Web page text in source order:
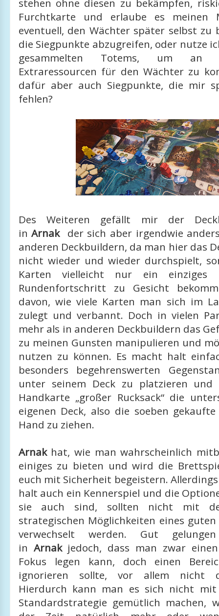
stehen ohne diesen zu bekämpfen,
Furchtkarte und erlaube es meinen
eventuell, den Wächter später selbst zu
die Siegpunkte abzugreifen, oder nutze
gesammelten Totems, um an
Extraressourcen für den Wächter zu
dafür aber auch Siegpunkte, die mir
fehlen?
Des Weiteren gefällt mir der
inArnakder sich aber irgendwie
anderen Deckbuildern, da man hier das
nicht wieder und wieder durchspielt,
Karten vielleicht nur ein
Rundenfortschritt zu Gesicht
davon, wie viele Karten man sich im
zulegt und verbannt. Doch in vielen
mehr als in anderen Deckbuildern das
zu meinen Gunsten manipulieren und
nutzen zu können. Es macht halt
besonders begehrenswerten
unter seinem Deck zu platzieren
Handkarte „großer Rucksack“ die
eigenen Deck, also die soeben
Hand zu ziehen.
Arnakhat, wie man wahrscheinlich
einiges zu bieten und wird die
euch mit Sicherheit begeistern.
halt auch ein Kennerspiel und die
sie auch sind, sollten nicht mit
strategischen Möglichkeiten eines guten
verwechselt werden. Gut
in Arnakjedoch, dass man zwar
Fokus legen kann, doch einen
ignorieren sollte, vor allem nicht
Hierdurch kann man es sich nicht
Standardstrategie gemütlich machen,